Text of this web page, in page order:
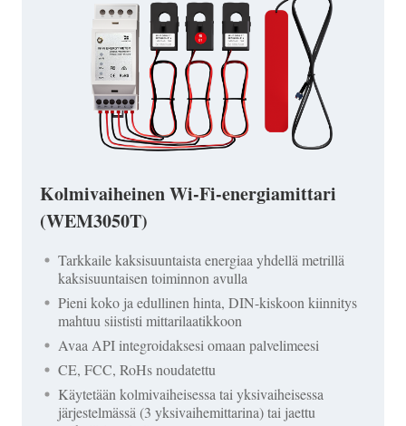
Kolmivaiheinen Wi-Fi-energiamittari
(WEM3050T)
Tarkkaile kaksisuuntaista energiaa yhdellä metrillä
kaksisuuntaisen toiminnon avulla
Pieni koko ja edullinen hinta, DIN-kiskoon kiinnitys
mahtuu siististi mittarilaatikkoon
Avaa API integroidaksesi omaan palvelimeesi
CE, FCC, RoHs noudatettu
Käytetään kolmivaiheisessa tai yksivaiheisessa
järjestelmässä (3 yksivaihemittarina) tai jaettu